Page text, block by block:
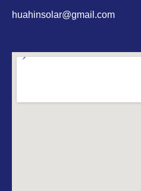
huahinsolar@gmail.com